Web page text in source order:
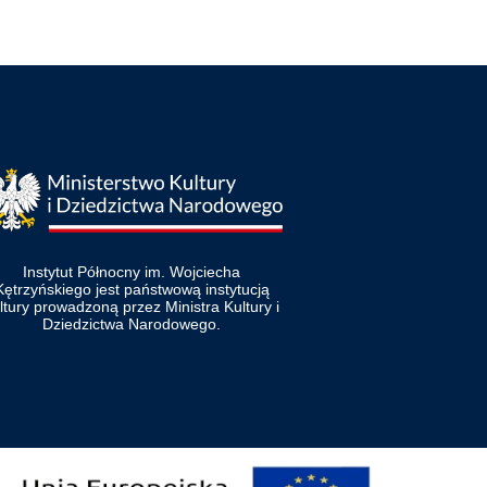
Instytut Północny im. Wojciecha
jest państwową instytucją
prowadzoną przez Ministra Kultury i
Dziedzictwa Narodowego.